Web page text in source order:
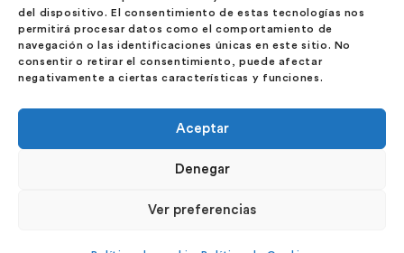
del dispositivo. El consentimiento de estas tecnologías nos
permitirá procesar datos como el comportamiento de
navegación o las identificaciones únicas en este sitio. No
consentir o retirar el consentimiento, puede afectar
negativamente a ciertas características y funciones.
Aceptar
Denegar
Ver preferencias
Contáctanos
España